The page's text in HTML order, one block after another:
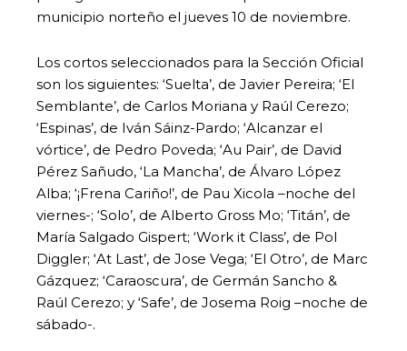
municipio norteño el jueves 10 de noviembre.
Los cortos seleccionados para la Sección Oficial
son los siguientes: ‘Suelta’, de Javier Pereira; ‘El
Semblante’, de Carlos Moriana y Raúl Cerezo;
‘Espinas’, de Iván Sáinz-Pardo; ‘Alcanzar el
vórtice’, de Pedro Poveda; ‘Au Pair’, de David
Pérez Sañudo, ‘La Mancha’, de Álvaro López
Alba; ‘¡Frena Cariño!’, de Pau Xicola –noche del
viernes-; ‘Solo’, de Alberto Gross Mo; ‘Titán’, de
María Salgado Gispert; ‘Work it Class’, de Pol
Diggler; ‘At Last’, de Jose Vega; ‘El Otro’, de Marc
Gázquez; ‘Caraoscura’, de Germán Sancho &
Raúl Cerezo; y ‘Safe’, de Josema Roig –noche de
sábado-.